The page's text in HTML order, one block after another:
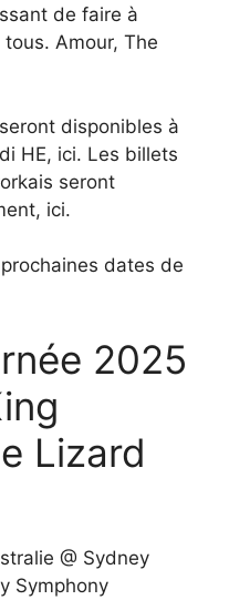
de faire à
Amour, The
disponibles à
HE, ici. Les billets
seront
ici.
dates de
2025
Lizard
@ Sydney
Symphony